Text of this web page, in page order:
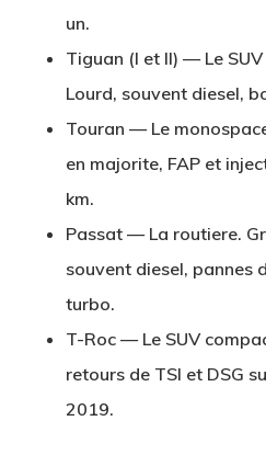
un.
Tiguan (I et II) — Le
Lourd, souvent diesel,
Touran — Le
en majorite, FAP et
km.
Passat — La routiere.
souvent diesel, pannes
turbo.
T-Roc — Le SUV
retours de TSI et DSG
2019.